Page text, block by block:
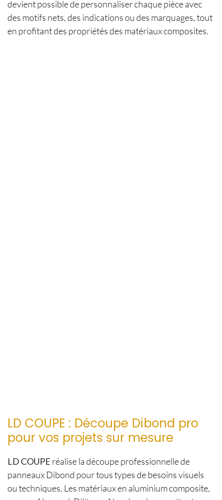
devient possible de personnaliser chaque pièce avec
des motifs nets, des indications ou des marquages, tout
en profitant des propriétés des matériaux composites.
LD COUPE : Découpe Dibond pro
pour vos projets sur mesure
LD COUPE réalise la découpe professionnelle de
panneaux Dibond pour tous types de besoins visuels
ou techniques. Les matériaux en aluminium composite,